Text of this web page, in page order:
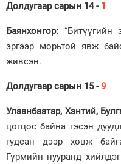
Долдугаар сарын 14 - 1
Баянхонгор: “Битүүгийн
эргээр морьтой явж
живсэн.
Долдугаар сарын 15 -9
Улаанбаатар, Хэнтий,
цогцос байна гэсэн
гудсан дээр хөвж
Гүрмийн нууранд